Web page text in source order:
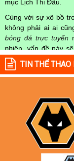
mục Lịch Thi Đấu.
Cùng với sự xô bồ
không phải ai ai
bóng đá trực tuyến
nhiên, vấn đề này
truy cập vào chuyên
mọi người hoàn toàn
đấu bóng đá Việt
cả 2 đội
Không chỉ dừng lại
nhật được chính
trực tiếp ở trên
như: VTV3, K+,
bỏ lỡ bất kỳ một
TIN THỂ